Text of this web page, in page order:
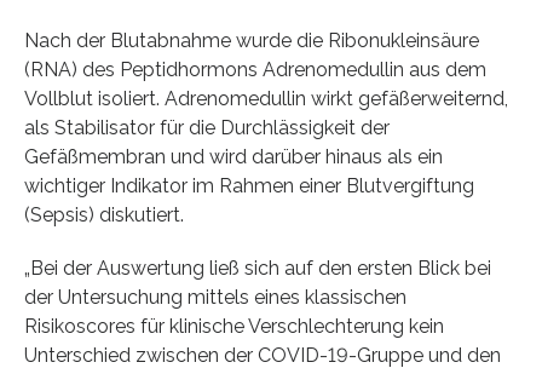
Nach der Blutabnahme wurde die Ribonukleinsäure
(RNA) des Peptidhormons Adrenomedullin aus dem
Vollblut isoliert. Adrenomedullin wirkt gefäßerweiternd,
als Stabilisator für die Durchlässigkeit der
Gefäßmembran und wird darüber hinaus als ein
wichtiger Indikator im Rahmen einer Blutvergiftung
(Sepsis) diskutiert.
„Bei der Auswertung ließ sich auf den ersten Blick bei
der Untersuchung mittels eines klassischen
Risikoscores für klinische Verschlechterung kein
Unterschied zwischen der COVID-19-Gruppe und den